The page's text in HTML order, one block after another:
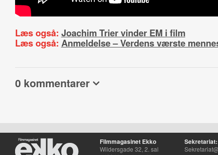
Læs også: Joachim Trier vinder EM i film
Læs også: Anmeldelse – Verdens værste
0 kommentarer
Filmmagasinet Ekko
Wildersgade 32, 2. sal
Sekretariat: